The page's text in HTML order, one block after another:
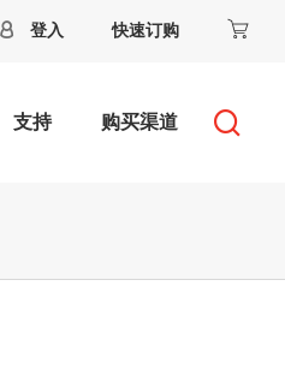
登入 快速订购
支持 购买渠道